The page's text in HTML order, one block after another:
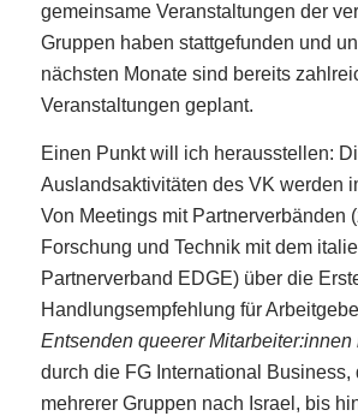
gemeinsame Veranstaltungen der
Gruppen haben stattgefunden und
nächsten Monate sind bereits
Veranstaltungen geplant.
Einen Punkt will ich herausstellen:
Auslandsaktivitäten des VK werden
Von Meetings mit Partnerverbänden
Forschung und Technik mit dem
Partnerverband EDGE) über die
Handlungsempfehlung für
Entsenden queerer Mitarbeiter:innen
durch die FG International Business,
mehrerer Gruppen nach Israel, bis